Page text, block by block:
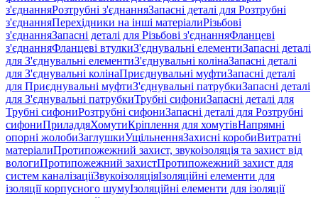
з'єднанняРозтрубні з'єднанняЗапасні деталі для Розтрубні
з'єднанняПерехідники на інші матеріалиРізьбові
з'єднанняЗапасні деталі для Різьбові з'єднанняФланцеві
з'єднанняФланцеві втулкиЗ'єднувальні елементиЗапасні деталі
для З'єднувальні елементиЗ'єднувальні колінаЗапасні деталі
для З'єднувальні колінаПриєднувальні муфтиЗапасні деталі
для Приєднувальні муфтиЗ'єднувальні патрубкиЗапасні деталі
для З'єднувальні патрубкиТрубні сифониЗапасні деталі для
Трубні сифониРозтрубні сифониЗапасні деталі для Розтрубні
сифониПриладдяХомутиКріплення для хомутівНапрямні
опорні жолобиЗаглушкиУщільненняЗахисні коробиВитратні
матеріалиПротипожежний захист, звукоізоляція та захист від
вологиПротипожежний захистПротипожежний захист для
систем каналізаціїЗвукоізоляціяІзоляційні елементи для
ізоляції корпусного шумуІзоляційні елементи для ізоляції